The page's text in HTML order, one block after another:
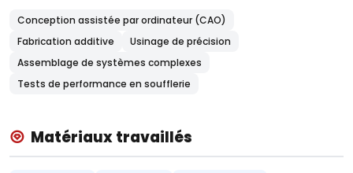
Conception assistée par ordinateur (CAO)
Fabrication additive
Usinage de précision
Assemblage de systèmes complexes
Tests de performance en soufflerie
Matériaux travaillés